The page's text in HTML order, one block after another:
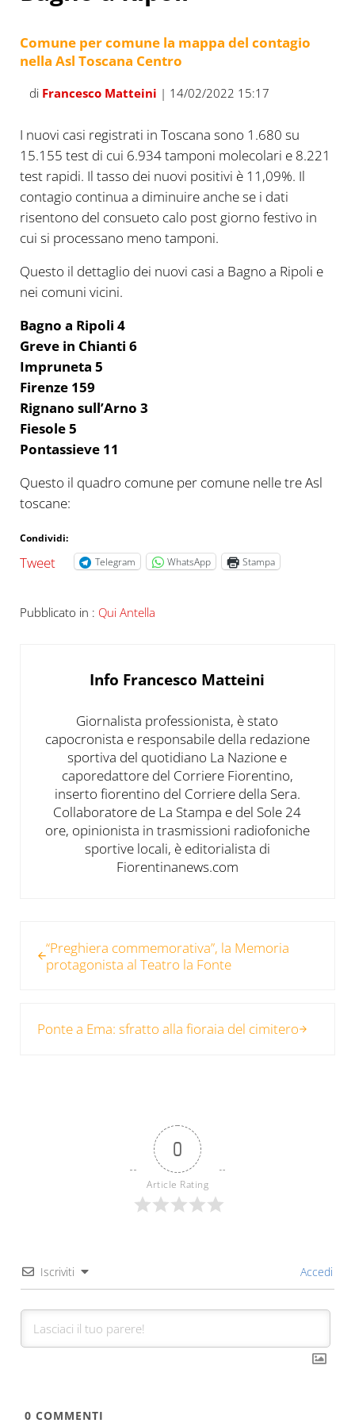
Comune per comune la mappa del contagio
nella Asl Toscana Centro
di Francesco Matteini | 14/02/2022 15:17
I nuovi casi registrati in Toscana sono 1.680 su
15.155 test di cui 6.934 tamponi molecolari e 8.221
test rapidi. Il tasso dei nuovi positivi è 11,09%. Il
contagio continua a diminuire anche se i dati
risentono del consueto calo post giorno festivo in
cui si processano meno tamponi.
Questo il dettaglio dei nuovi casi a Bagno a Ripoli e
nei comuni vicini.
Bagno a Ripoli 4
Greve in Chianti 6
Impruneta 5
Firenze 159
Rignano sull’Arno 3
Fiesole 5
Pontassieve 11
Questo il quadro comune per comune nelle tre Asl
toscane:
Condividi:
Tweet Telegram WhatsApp Stampa
Pubblicato in : Qui Antella
Info Francesco Matteini
Giornalista professionista, è stato
capocronista e responsabile della redazione
sportiva del quotidiano La Nazione e
caporedattore del Corriere Fiorentino,
inserto fiorentino del Corriere della Sera.
Collaboratore de La Stampa e del Sole 24
ore, opinionista in trasmissioni radiofoniche
sportive locali, è editorialista di
Fiorentinanews.com
“Preghiera commemorativa”, la Memoria
protagonista al Teatro la Fonte
Ponte a Ema: sfratto alla fioraia del cimitero
0
Article Rating
Iscriviti Accedi
0 COMMENTI